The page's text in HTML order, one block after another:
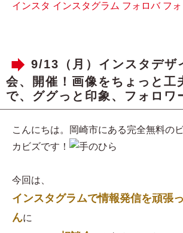
インスタ インスタグラム フォロバ フ
9/13（月）インスタデザ
会、開催！画像をちょっと工
で、ググっと印象、フォロワ
こんにちは。岡崎市にある完全無料の
カビズです！
今回は、
インスタグラムで情報発信を頑張
んに